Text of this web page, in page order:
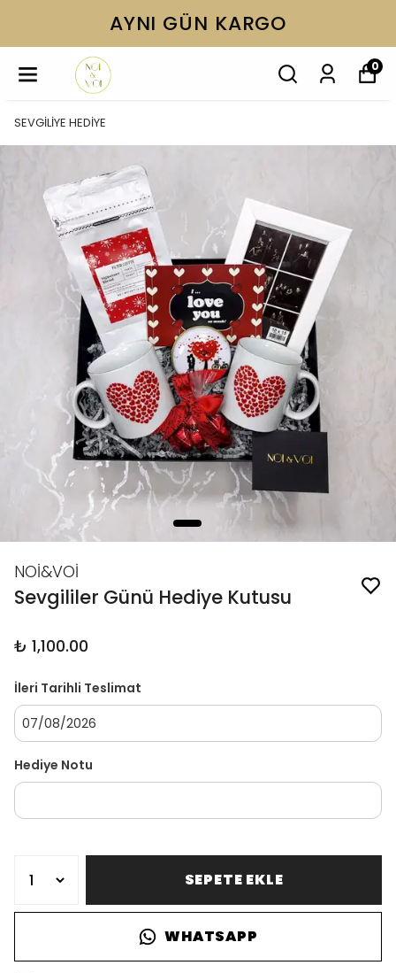
AYNI GÜN KARGO
0
SEVGİLİYE HEDİYE
NOİ&VOİ
Sevgililer Günü Hediye Kutusu
₺ 1,100.00
İleri Tarihli Teslimat
Hediye Notu
SEPETE EKLE
WHATSAPP